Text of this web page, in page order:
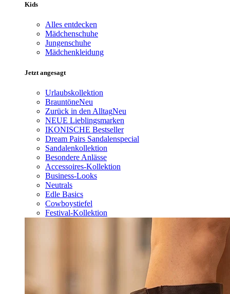
Kids
Alles entdecken
Mädchenschuhe
Jungenschuhe
Mädchenkleidung
Jetzt angesagt
Urlaubskollektion
BrauntöneNeu
Zurück in den AlltagNeu
NEUE Lieblingsmarken
IKONISCHE Bestseller
Dream Pairs Sandalenspecial
Sandalenkollektion
Besondere Anlässe
Accessoires-Kollektion
Business-Looks
Neutrals
Edle Basics
Cowboystiefel
Festival-Kollektion